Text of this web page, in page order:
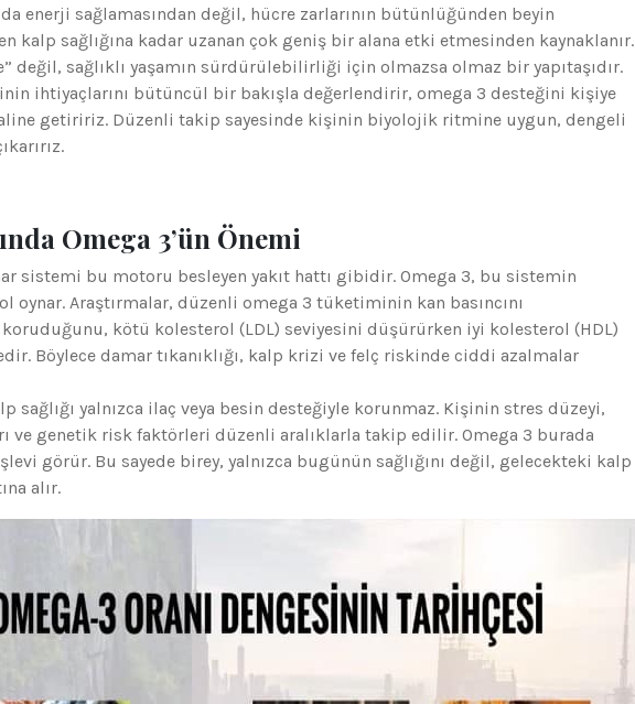
enerji sağlamasından değil, hücre zarlarının bütünlüğünden beyin
kalp sağlığına kadar uzanan çok geniş bir alana etki etmesinden kaynaklanır.
değil, sağlıklı yaşamın sürdürülebilirliği için olmazsa olmaz bir yapıtaşıdır.
ihtiyaçlarını bütüncül bir bakışla değerlendirir, omega 3 desteğini kişiye
getiririz. Düzenli takip sayesinde kişinin biyolojik ritmine uygun, dengeli
Omega 3’ün Önemi
sistemi bu motoru besleyen yakıt hattı gibidir. Omega 3, bu sistemin
Araştırmalar, düzenli omega 3 tüketiminin kan basıncını
kötü kolesterol (LDL) seviyesini düşürürken iyi kolesterol (HDL)
Böylece damar tıkanıklığı, kalp krizi ve felç riskinde ciddi azalmalar
sağlığı yalnızca ilaç veya besin desteğiyle korunmaz. Kişinin stres düzeyi,
ve genetik risk faktörleri düzenli aralıklarla takip edilir. Omega 3 burada
görür. Bu sayede birey, yalnızca bugünün sağlığını değil, gelecekteki kalp
alır.